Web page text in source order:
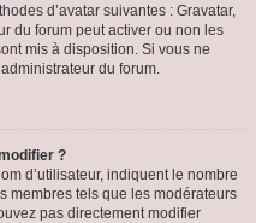
d’avatar suivantes : Gravatar,
du forum peut activer ou non les
mis à disposition. Si vous ne
du forum.
?
d’utilisateur, indiquent le nombre
membres tels que les modérateurs
pas directement modifier